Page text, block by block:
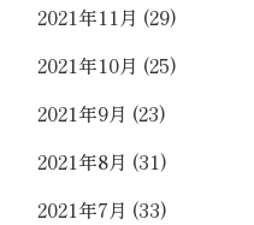
2021年11月 (29)
2021年10月 (25)
2021年9月 (23)
2021年8月 (31)
2021年7月 (33)